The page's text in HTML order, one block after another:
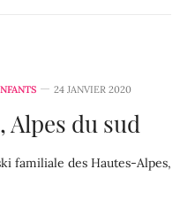
24 JANVIER 2020
Alpes du sud
familiale des Hautes-Alpes,